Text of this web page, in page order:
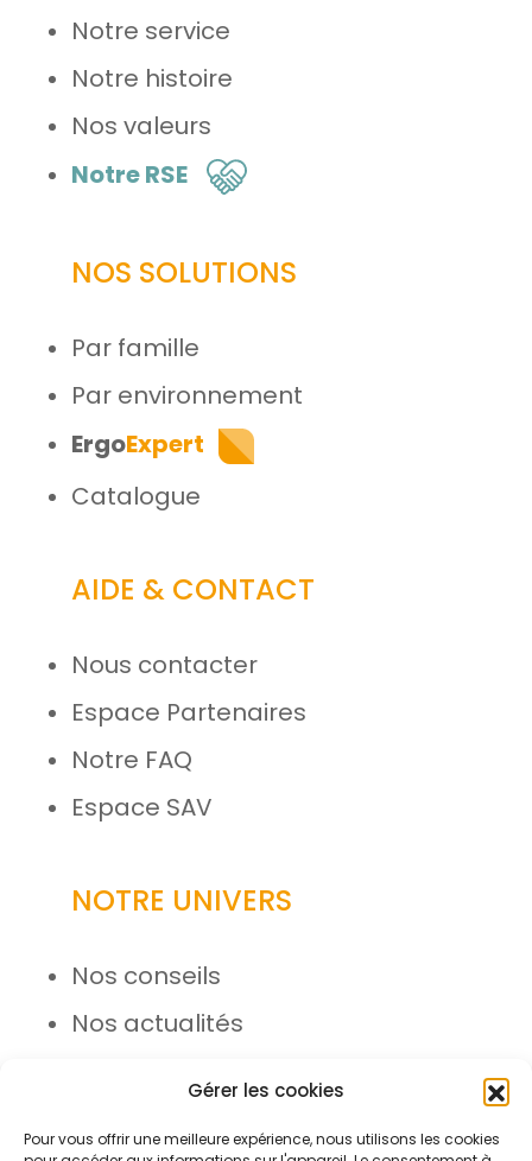
Gérer les cookies
Pour vous offrir une meilleure expérience, nous utilisons les cookies
Notre service
Notre histoire
Nos valeurs
Notre RSE
NOS SOLUTIONS
Par famille
Par environnement
ErgoExpert
Catalogue
AIDE & CONTACT
Nous contacter
Espace Partenaires
Notre FAQ
Espace SAV
NOTRE UNIVERS
Nos conseils
Nos actualités